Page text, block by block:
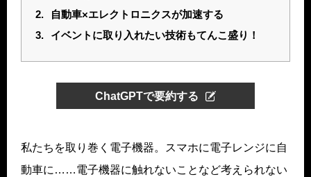
2.
自動車×エレクトロニクスが加速する
3.
イベントに取り入れたい技術もてんこ盛り！
ChatGPTで要約する
私たちを取り巻く電子機器。スマホに電子レンジに自
動車に……電子機器に触れないことなど考えられない